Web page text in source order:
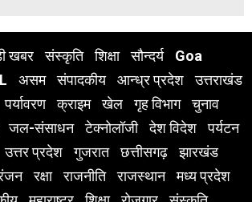
खबर संस्कृति शिक्षा सौन्दर्य
Goa
असम संपादकीय आन्ध्र प्रदेश
उत्तराखंड
पर्यावरण क्राइम खेल गृह विभाग
चुनाव
जल-संसाधन टेक्नोलॉजी देश विदेश
पर्यटन
उत्तर प्रदेश गुजरात छत्तीसगढ़
झारखंड
रक्षा राजनीति राजस्थान
मध्य प्रदेश